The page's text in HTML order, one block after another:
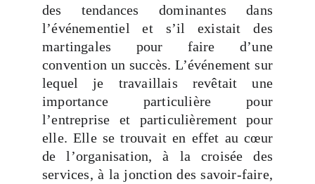
des tendances dominantes dans
l’événementiel et s’il existait des
martingales pour faire d’une
convention un succès. L’événement sur
lequel je travaillais revêtait une
importance particulière pour
l’entreprise et particulièrement pour
elle. Elle se trouvait en effet au cœur
de l’organisation, à la croisée des
services, à la jonction des savoir-faire,